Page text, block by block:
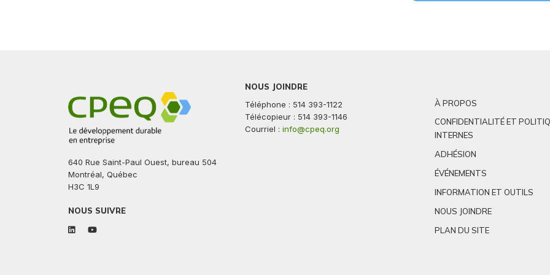
640 Rue Saint-Paul Ouest, bureau 504
Montréal, Québec
H3C 1L9
NOUS SUIVRE
linkedinyoutube
NOUS JOINDRE
Téléphone : 514 393-1122
Télécopieur : 514 393-1146
Courriel : info@cpeq.org
À PROPOS
CONFIDENTIALITÉ ET
INTERNES
ADHÉSION
ÉVÉNEMENTS
INFORMATION ET OUTILS
NOUS JOINDRE
PLAN DU SITE